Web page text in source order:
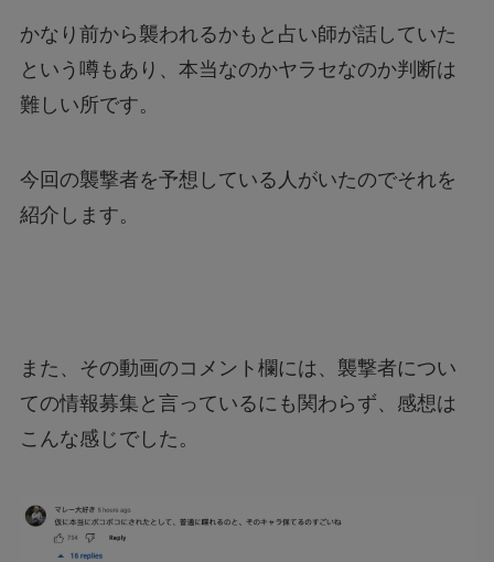
かなり前から襲われるかもと占い師が話していた
という噂もあり、本当なのかヤラセなのか判断は
難しい所です。
今回の襲撃者を予想している人がいたのでそれを
紹介します。
また、その動画のコメント欄には、襲撃者につい
ての情報募集と言っているにも関わらず、感想は
こんな感じでした。